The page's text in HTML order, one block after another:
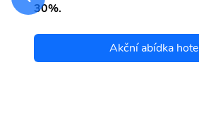
30%.
Akční abídka